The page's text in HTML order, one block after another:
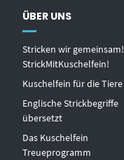
ÜBER UNS
Stricken wir gemeinsam!
StrickMitKuschelfein!
Kuschelfein für die Tiere
Englische Strickbegriffe
übersetzt
Das Kuschelfein
Treueprogramm